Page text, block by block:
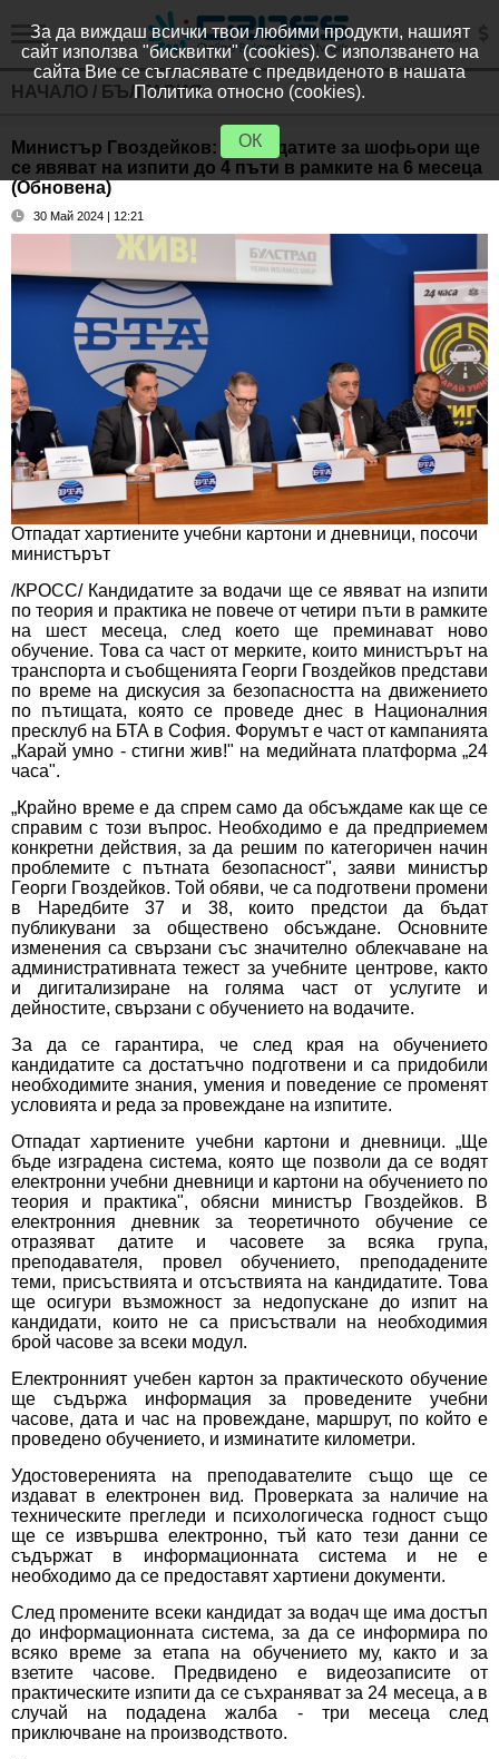
НАЧАЛО / БЪЛГАРИЯ
Министър Гвоздейков: Кандидатите за шофьори ще
се явяват на изпити до 4 пъти в рамките на 6 месеца
(Обновена)
30 Май 2024 | 12:21
Отпадат хартиените учебни картони и дневници, посочи
министърът
/КРОСС/ Кандидатите за водачи ще се явяват на изпити
по теория и практика не повече от четири пъти в рамките
на шест месеца, след което ще преминават ново
обучение. Това са част от мерките, които министърът на
транспорта и съобщенията Георги Гвоздейков представи
по време на дискусия за безопасността на движението
по пътищата, която се проведе днес в Националния
пресклуб на БТА в София. Форумът е част от кампанията
„Карай умно - стигни жив!" на медийната платформа „24
часа".
„Крайно време е да спрем само да обсъждаме как ще се
справим с този въпрос. Необходимо е да предприемем
конкретни действия, за да решим по категоричен начин
проблемите с пътната безопасност", заяви министър
Георги Гвоздейков. Той обяви, че са подготвени промени
в Наредбите 37 и 38, които предстои да бъдат
публикувани за обществено обсъждане. Основните
изменения са свързани със значително облекчаване на
административната тежест за учебните центрове, както
и дигитализиране на голяма част от услугите и
дейностите, свързани с обучението на водачите.
За да се гарантира, че след края на обучението
кандидатите са достатъчно подготвени и са придобили
необходимите знания, умения и поведение се променят
условията и реда за провеждане на изпитите.
Отпадат хартиените учебни картони и дневници. „Ще
бъде изградена система, която ще позволи да се водят
електронни учебни дневници и картони на обучението по
теория и практика", обясни министър Гвоздейков. В
електронния дневник за теоретичното обучение се
отразяват датите и часовете за всяка група,
преподавателя, провел обучението, преподадените
теми, присъствията и отсъствията на кандидатите. Това
ще осигури възможност за недопускане до изпит на
кандидати, които не са присъствали на необходимия
брой часове за всеки модул.
Електронният учебен картон за практическото обучение
ще съдържа информация за проведените учебни
часове, дата и час на провеждане, маршрут, по който е
проведено обучението, и изминатите километри.
Удостоверенията на преподавателите също ще се
издават в електронен вид. Проверката за наличие на
техническите прегледи и психологическа годност също
ще се извършва електронно, тъй като тези данни се
съдържат в информационната система и не е
необходимо да се предоставят хартиени документи.
След промените всеки кандидат за водач ще има достъп
до информационната система, за да се информира по
всяко време за етапа на обучението му, както и за
взетите часове. Предвидено е видеозаписите от
практическите изпити да се съхраняват за 24 месеца, а в
случай на подадена жалба - три месеца след
приключване на производството.
За да виждаш всички твои любими продукти, нашият
сайт използва "бисквитки" (cookies). С използването на
сайта Вие се съгласявате с предвиденото в нашата
Политика относно (cookies).
ОК